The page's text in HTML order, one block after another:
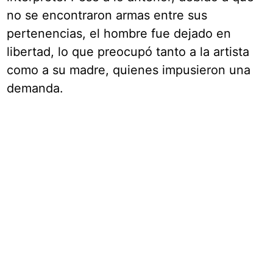
no se encontraron armas entre sus
pertenencias, el hombre fue dejado en
libertad, lo que preocupó tanto a la artista
como a su madre, quienes impusieron una
demanda.